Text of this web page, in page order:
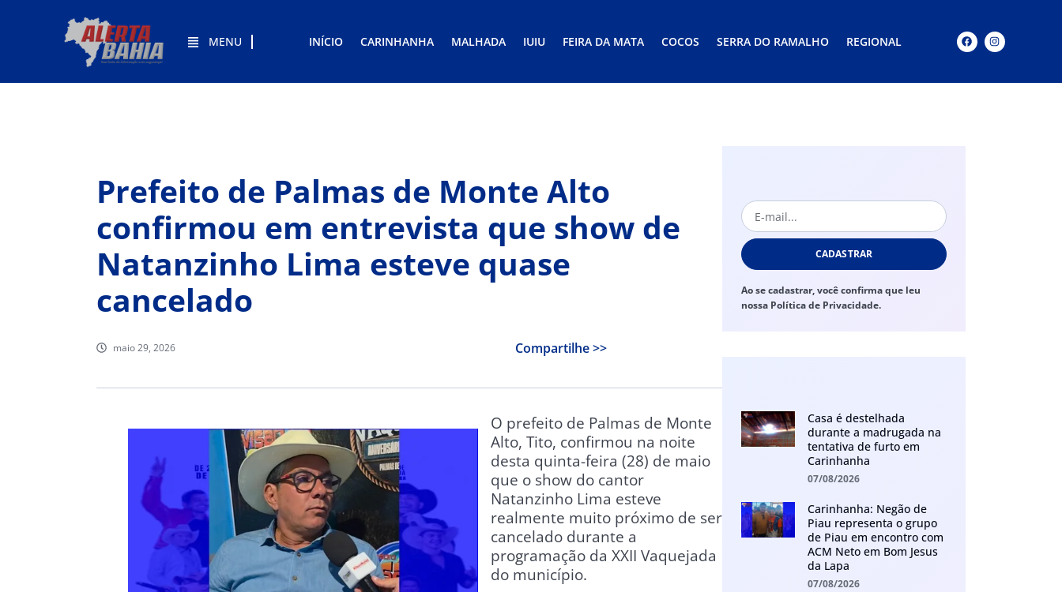
MENU INÍCIO CARINHANHA MALHADA IUIU FEIRA DA MATA COCOS SERRA DO RAMALHO REGIONAL
Prefeito de Palmas de Monte Alto
confirmou em entrevista que show de
Natanzinho Lima esteve quase
cancelado
maio 29, 2026 Compartilhe >>
O prefeito de Palmas de Monte
Alto, Tito, confirmou na noite
desta quinta-feira (28) de maio
que o show do cantor
Natanzinho Lima esteve
realmente muito próximo de ser
cancelado durante a
programação da XXII Vaquejada
do município.
CADASTRAR
Ao se cadastrar, você confirma que leu
nossa Política de Privacidade.
Casa é destelhada
durante a madrugada na
tentativa de furto em
Carinhanha
07/08/2026
Carinhanha: Negão de
Piau representa o grupo
de Piau em encontro com
ACM Neto em Bom Jesus
da Lapa
07/08/2026